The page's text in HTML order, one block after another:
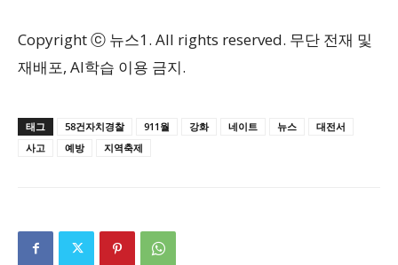
Copyright ⓒ 뉴스1. All rights reserved. 무단 전재 및
재배포, AI학습 이용 금지.
태그 58건자치경찰 911월 강화 네이트 뉴스
대전서
사고
예방 지역축제